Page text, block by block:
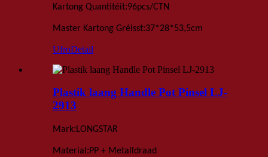
Kartong Quantitéit:96pcs/CTN
Master Kartong Gréisst:37*28*53,5cm
UfroDetail
Plastik laang Handle Pot Pinsel LJ-
2913
Mark:LONGSTAR
Material :PP + Metalldraad